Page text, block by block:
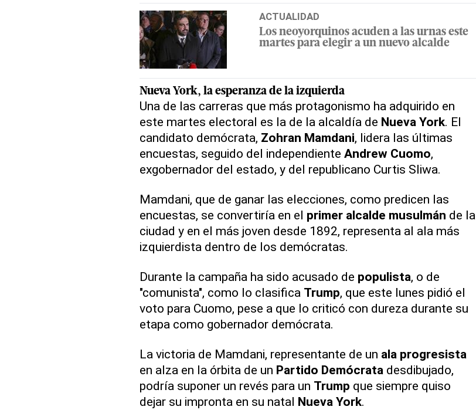
ACTUALIDAD
Los neoyorquinos acuden a las urnas este
martes para elegir a un nuevo alcalde
Nueva York, la esperanza de la izquierda
Una de las carreras que más protagonismo ha adquirido en
este martes electoral es la de la alcaldía de Nueva York. El
candidato demócrata, Zohran Mamdani, lidera las últimas
encuestas, seguido del independiente Andrew Cuomo,
exgobernador del estado, y del republicano Curtis Sliwa.
Mamdani, que de ganar las elecciones, como predicen las
encuestas, se convertiría en el primer alcalde musulmán de la
ciudad y en el más joven desde 1892, representa al ala más
izquierdista dentro de los demócratas.
Durante la campaña ha sido acusado de populista, o de
"comunista", como lo clasifica Trump, que este lunes pidió el
voto para Cuomo, pese a que lo criticó con dureza durante su
etapa como gobernador demócrata.
La victoria de Mamdani, representante de un ala progresista
en alza en la órbita de un Partido Demócratadesdibujado,
podría suponer un revés para un Trump que siempre quiso
dejar su impronta en su natal Nueva York.